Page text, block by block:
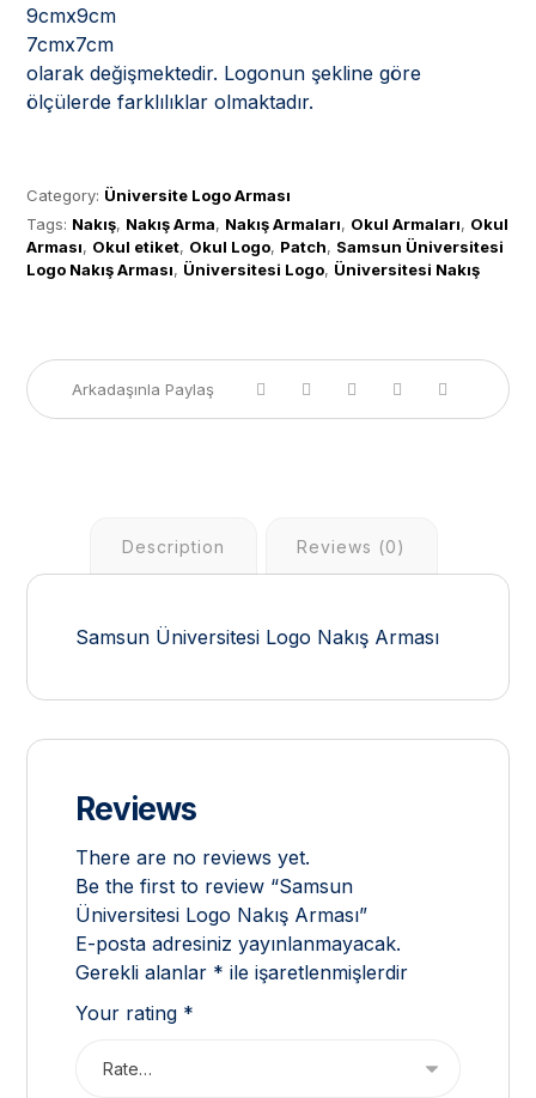
9cmx9cm
7cmx7cm
olarak değişmektedir. Logonun şekline göre
ölçülerde farklılıklar olmaktadır.
Category: Üniversite Logo Arması
Tags: Nakış, Nakış Arma, Nakış Armaları, Okul Armaları, Okul
Arması, Okul etiket, Okul Logo, Patch, Samsun Üniversitesi
Logo Nakış Arması, Üniversitesi Logo, Üniversitesi Nakış
Description Reviews (0)
Samsun Üniversitesi Logo Nakış Arması
Reviews
There are no reviews yet.
Be the first to review “Samsun
Üniversitesi Logo Nakış Arması”
E-posta adresiniz yayınlanmayacak.
Gerekli alanlar * ile işaretlenmişlerdir
Your rating *